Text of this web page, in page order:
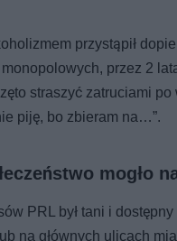
przystąpił
przez 2
straszyć zatruciami
piję, bo zbieram na…”.
mogło
PRL był tani i
na głównych ulicach